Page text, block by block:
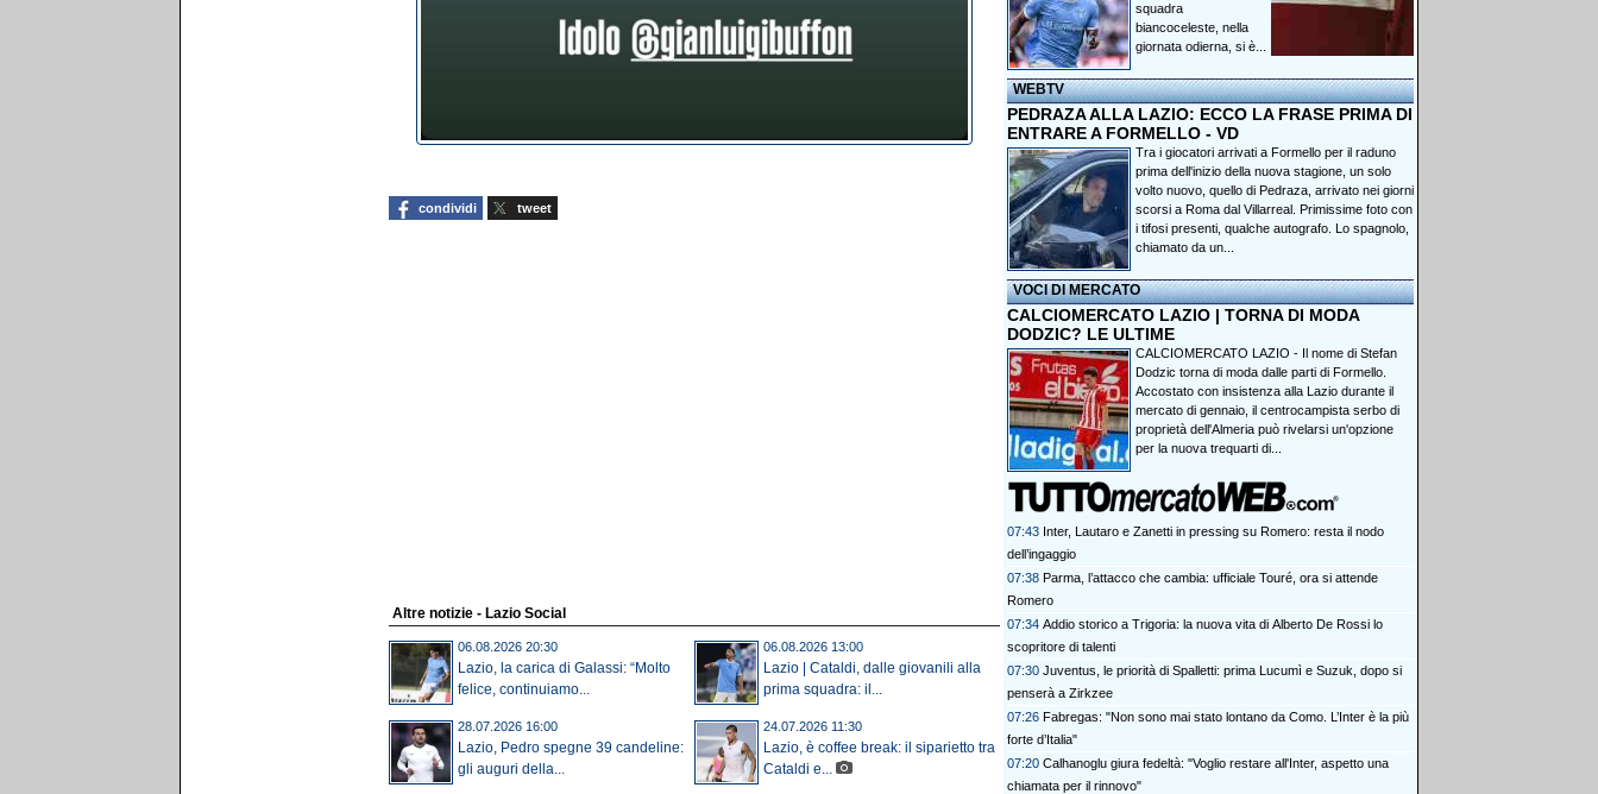
condividi tweet
Altre notizie - Lazio Social
06.08.2026 20:30
Lazio, la carica di Galassi: “Molto
felice, continuiamo...
06.08.2026 13:00
Lazio | Cataldi, dalle giovanili alla
prima squadra: il...
28.07.2026 16:00
Lazio, Pedro spegne 39 candeline:
gli auguri della...
24.07.2026 11:30
Lazio, è coffee break: il siparietto tra
Cataldi e...
squadra
biancoceleste, nella
giornata odierna, si è...
WEBTV
PEDRAZA ALLA LAZIO: ECCO LA FRASE PRIMA DI
ENTRARE A FORMELLO - VD
Tra i giocatori arrivati a Formello per il raduno
prima dell'inizio della nuova stagione, un solo
volto nuovo, quello di Pedraza, arrivato nei giorni
scorsi a Roma dal Villarreal. Primissime foto con
i tifosi presenti, qualche autografo. Lo spagnolo,
chiamato da un...
VOCI DI MERCATO
CALCIOMERCATO LAZIO | TORNA DI MODA
DODZIC? LE ULTIME
CALCIOMERCATO LAZIO - Il nome di Stefan
Dodzic torna di moda dalle parti di Formello.
Accostato con insistenza alla Lazio durante il
mercato di gennaio, il centrocampista serbo di
proprietà dell'Almeria può rivelarsi un'opzione
per la nuova trequarti di...
07:43 Inter, Lautaro e Zanetti in pressing su Romero: resta il nodo
dell’ingaggio
07:38 Parma, l’attacco che cambia: ufficiale Touré, ora si attende
Romero
07:34 Addio storico a Trigoria: la nuova vita di Alberto De Rossi lo
scopritore di talenti
07:30 Juventus, le priorità di Spalletti: prima Lucumì e Suzuk, dopo si
penserà a Zirkzee
07:26 Fabregas: "Non sono mai stato lontano da Como. L’Inter è la più
forte d’Italia"
07:20 Calhanoglu giura fedeltà: "Voglio restare all'Inter, aspetto una
chiamata per il rinnovo"